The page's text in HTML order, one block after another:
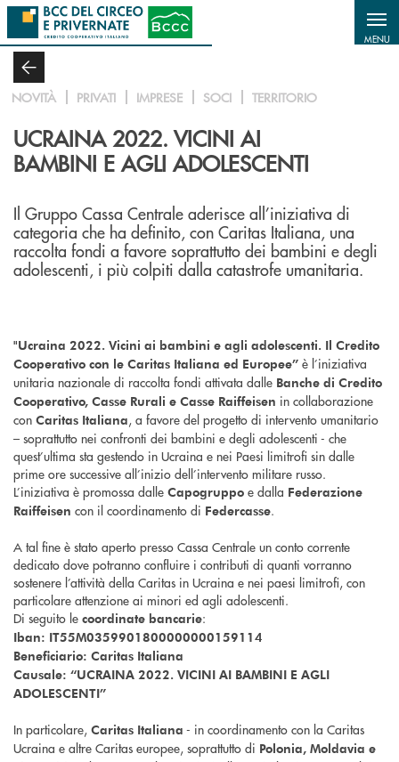
Salta al contenuto principale
MENU
NOVITÀ PRIVATI IMPRESE SOCI TERRITORIO
UCRAINA 2022. VICINI AI
BAMBINI E AGLI ADOLESCENTI
Il Gruppo Cassa Centrale aderisce all’iniziativa di
categoria che ha definito, con Caritas Italiana, una
raccolta fondi a favore soprattutto dei bambini e degli
adolescenti, i più colpiti dalla catastrofe umanitaria.
"Ucraina 2022. Vicini ai bambini e agli adolescenti. Il Credito
Cooperativo con le Caritas Italiana ed Europee” è l’iniziativa
unitaria nazionale di raccolta fondi attivata dalle Banche di Credito
Cooperativo, Casse Rurali e Casse Raiffeisen in collaborazione
con Caritas Italiana, a favore del progetto di intervento umanitario
– soprattutto nei confronti dei bambini e degli adolescenti - che
quest’ultima sta gestendo in Ucraina e nei Paesi limitrofi sin dalle
prime ore successive all’inizio dell’intervento militare russo.
L’iniziativa è promossa dalle Capogruppo e dalla Federazione
Raiffeisen con il coordinamento di Federcasse.
A tal fine è stato aperto presso Cassa Centrale un conto corrente
dedicato dove potranno confluire i contributi di quanti vorranno
sostenere l’attività della Caritas in Ucraina e nei paesi limitrofi, con
particolare attenzione ai minori ed agli adolescenti.
Di seguito le coordinate bancarie:
Iban: IT55M0359901800000000159114
Beneficiario: Caritas Italiana
Causale: “UCRAINA 2022. VICINI AI BAMBINI E AGLI
ADOLESCENTI”
In particolare, Caritas Italiana - in coordinamento con la Caritas
Ucraina e altre Caritas europee, soprattutto di Polonia, Moldavia e